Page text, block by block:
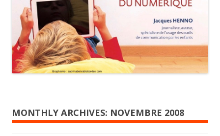
MONTHLY ARCHIVES: NOVEMBRE 2008